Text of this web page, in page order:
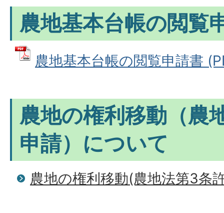
農地基本台帳の閲覧
農地基本台帳の閲覧申請書
農地の権利移動（農
申請）について
農地の権利移動(農地法第3条